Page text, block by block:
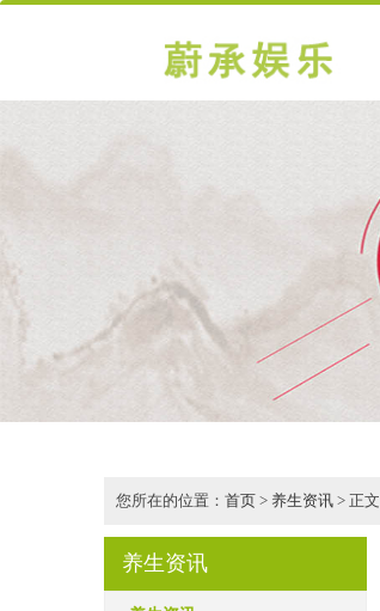
您所在的位置： 首页 > 养生资讯 > 正文
养生资讯